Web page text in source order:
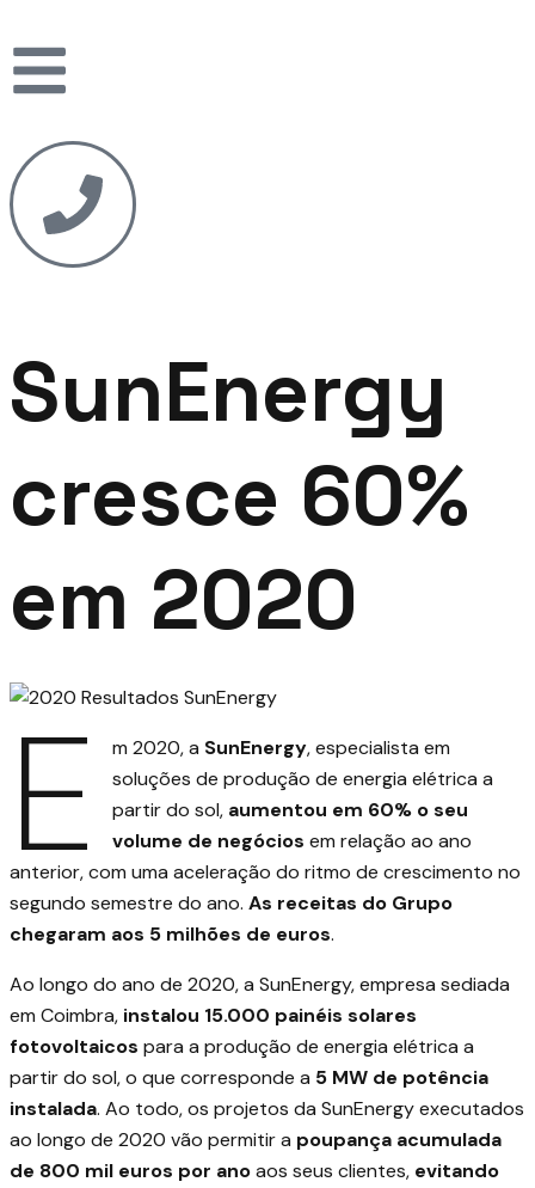
SunEnergy
cresce 60%
em 2020
E m 2020, a SunEnergy, especialista em
soluções de produção de energia elétrica a
partir do sol, aumentou em 60% o seu
volume de negócios em relação ao ano
anterior, com uma aceleração do ritmo de crescimento no
segundo semestre do ano. As receitas do Grupo
chegaram aos 5 milhões de euros.
Ao longo do ano de 2020, a SunEnergy, empresa sediada
em Coimbra, instalou 15.000 painéis solares
fotovoltaicos para a produção de energia elétrica a
partir do sol, o que corresponde a 5 MW de potência
instalada. Ao todo, os projetos da SunEnergy executados
ao longo de 2020 vão permitir a poupança acumulada
de 800 mil euros por anoaos seus clientes, evitando